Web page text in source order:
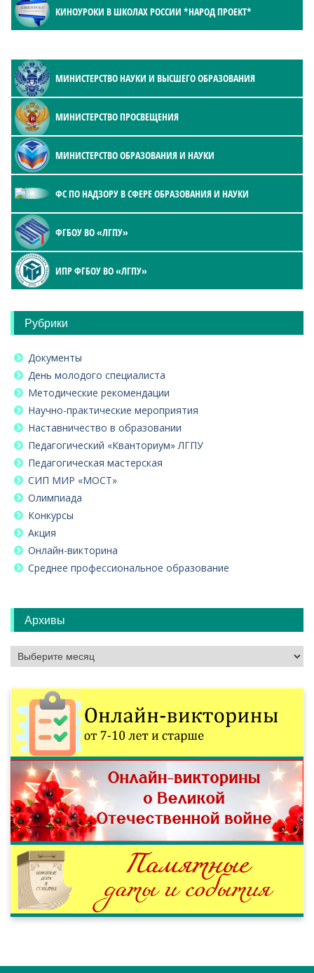
КИНОУРОКИ В ШКОЛАХ РОССИИ *НАРОД ПРОЕКТ*
МИНИСТЕРСТВО НАУКИ И ВЫСШЕГО ОБРАЗОВАНИЯ
МИНИСТЕРСТВО ПРОСВЕЩЕНИЯ
МИНИСТЕРСТВО ОБРАЗОВАНИЯ И НАУКИ
ФС ПО НАДЗОРУ В СФЕРЕ ОБРАЗОВАНИЯ И НАУКИ
ФГБОУ ВО «ЛГПУ»
ИПР ФГБОУ ВО «ЛГПУ»
Рубрики
Документы
День молодого специалиста
Методические рекомендации
Научно-практические мероприятия
Наставничество в образовании
Педагогический «Кванториум» ЛГПУ
Педагогическая мастерская
СИП МИР «МОСТ»
Олимпиада
Конкурсы
Акция
Онлайн-викторина
Среднее профессиональное образование
Архивы